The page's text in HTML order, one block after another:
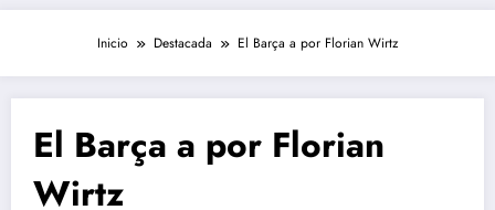
Inicio Destacada El Barça a por Florian Wirtz
El Barça a por Florian
Wirtz